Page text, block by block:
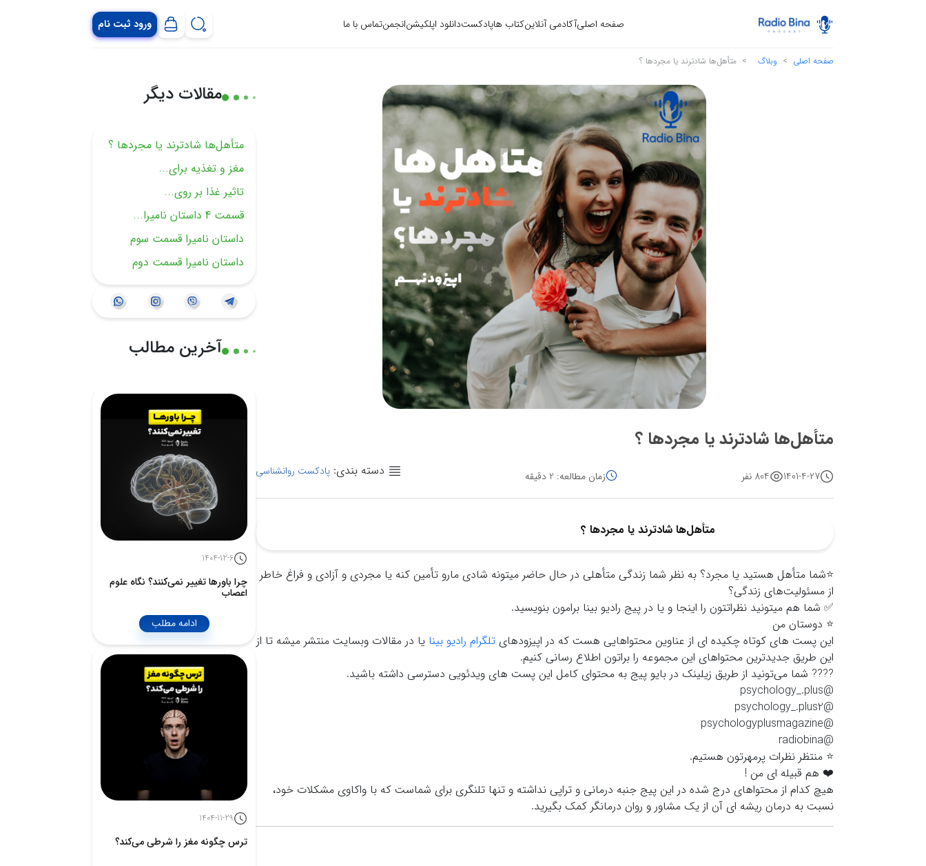
صفحه اصلیآکادمی آنلاینکتاب هاپادکستدانلود اپلکیشنانجمنتماس با ما ورود ثبت نام
صفحه اصلی وبلاگ متأهل‌ها شادترند یا مجردها ؟
متأهل‌ها شادترند یا مجردها ؟
1401-4-27 804 نفر زمان مطالعه: 2 دقیقه دسته بندی:پادکست روانشناسی
متأهل‌ها شادترند یا مجردها ؟
⭐️شما متأهل هستید یا مجرد؟ به نظر شما زندگی متأهلی در حال حاضر میتونه شادی مارو تأمین کنه یا مجردی و آزادی و فراغ خاطر
از مسئولیت‌های زندگی؟
✅ شما هم میتونید نظراتتون را اینجا و یا در پیج رادیو بینا برامون بنویسید.
⭐️ دوستان من
این پست های کوتاه چکیده ای از عناوین محتواهایی هست که در اپیزودهایتلگرام رادیو بینا یا در مقالات وبسایت منتشر میشه تا از
این طریق جدیدترین محتواهای این مجموعه را براتون اطلاع رسانی کنیم.
???? شما می‌تونید از طریق زیلینک در بایو پیج به محتوای کامل این پست های ویدئویی دسترسی داشته باشید.
@psychology_.plus
@psychology_.plus2
@psychologyplusmagazine
@radiobina
⭐️ منتظر نظرات پرمهرتون هستیم.
❤️ هم قبیله ای من !
هیچ کدام از محتواهای درج شده در این پیج جنبه درمانی و تراپی نداشته و تنها تلنگری برای شماست که با واکاوي مشکلات خود،
نسبت به درمان ریشه ای آن از یک مشاور و روان درمانگر کمک بگیرید.
مقالات دیگر
متأهل‌ها شادترند یا مجردها ؟
مغز و تغذیه برای...
تاثیر غذا بر روی...
قسمت 4 داستان نامیرا...
داستان نامیرا قسمت سوم
داستان نامیرا قسمت دوم
آخرین مطالب
1404-12-6
چرا باورها تغییر نمی‌کنند؟ نگاه علوم
اعصاب
ادامه مطلب
1404-11-29
ترس چگونه مغز را شرطی می‌کند؟